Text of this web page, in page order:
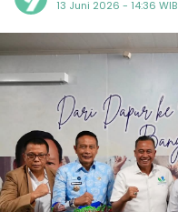
13 Juni 2026 - 14:36 WIB